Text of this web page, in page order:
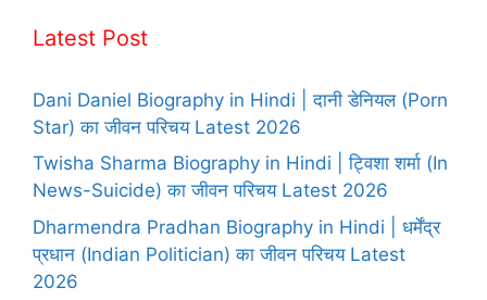
Latest Post
Dani Daniel Biography in Hindi | दानी डेनियल (Porn
Star) का जीवन परिचय Latest 2026
Twisha Sharma Biography in Hindi | ट्विशा शर्मा (In
News-Suicide) का जीवन परिचय Latest 2026
Dharmendra Pradhan Biography in Hindi | धर्मेंद्र
प्रधान (Indian Politician) का जीवन परिचय Latest
2026